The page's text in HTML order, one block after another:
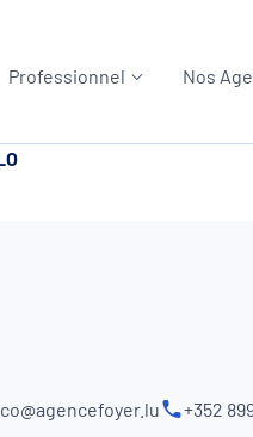
Professionnel Nos
+352